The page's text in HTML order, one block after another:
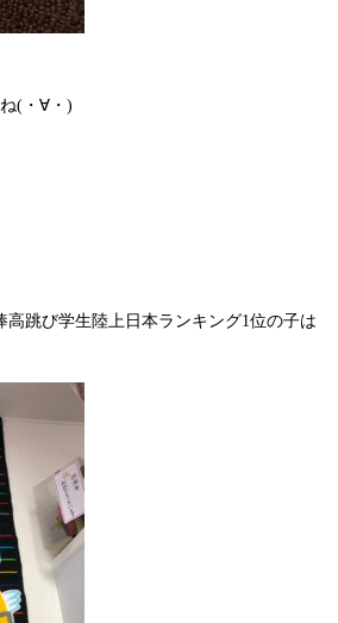
(・∀・)
高跳び学生陸上日本ランキング1位の子は